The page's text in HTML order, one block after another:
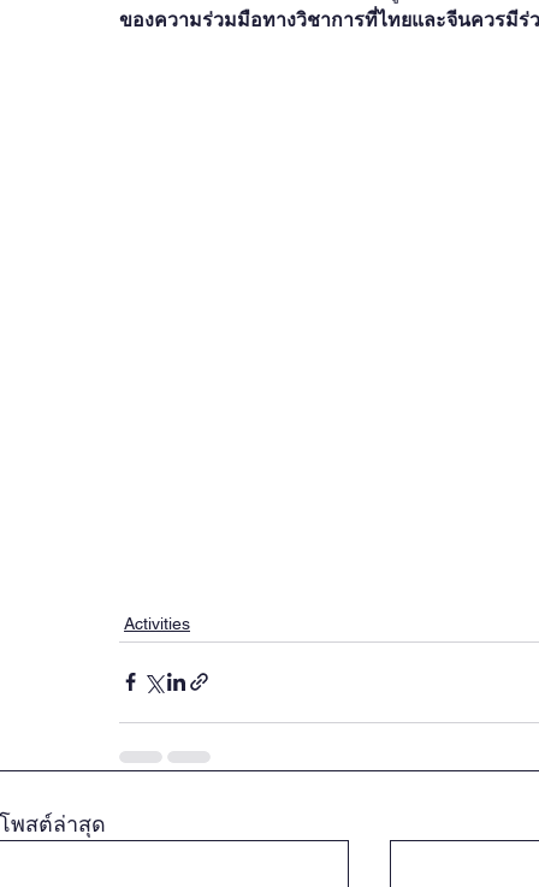
ของความร่วมมือทางวิชาการที่ไทยและจีนควรมีร่
Activities
โพสต์ล่าสุด